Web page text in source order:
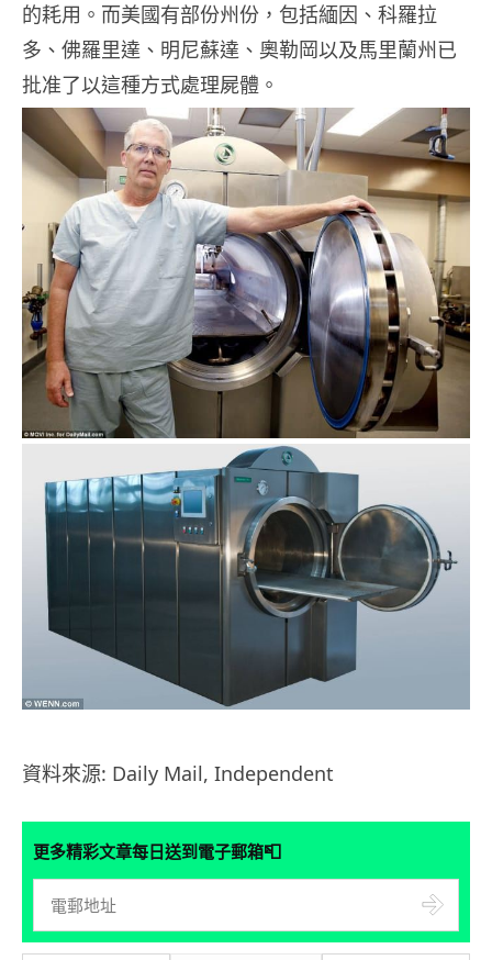
的耗用。而美國有部份州份，包括緬因、科羅拉
多、佛羅里達、明尼蘇達、奧勒岡以及馬里蘭州已
批准了以這種方式處理屍體。
資料來源: Daily Mail, Independent
更多精彩文章每日送到電子郵箱📮